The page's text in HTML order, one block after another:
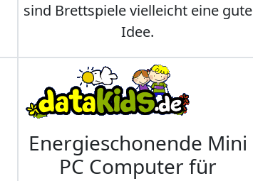
sind Brettspiele vielleicht eine gute
Idee.
Energieschonende Mini
PC Computer für